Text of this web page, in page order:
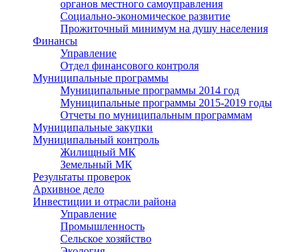
органов местного самоуправления
Социально-экономическое развитие
Прожиточный минимум на душу населения
Финансы
Управление
Отдел финансового контроля
Муниципальные программы
Муниципальные программы 2014 год
Муниципальные программы 2015-2019 годы
Отчеты по муниципальным программам
Муниципальные закупки
Муниципальный контроль
Жилищный МК
Земельный МК
Результаты проверок
Архивное дело
Инвестиции и отрасли района
Управление
Промышленность
Сельское хозяйство